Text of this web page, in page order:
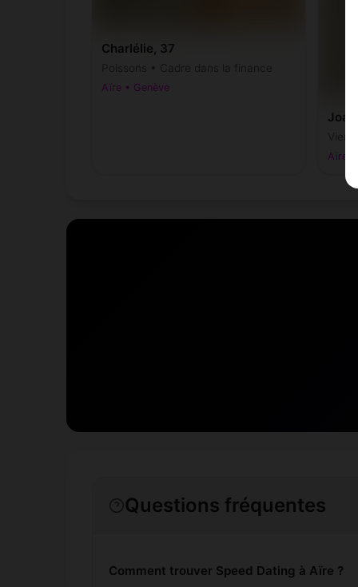
Charlélie, 37
Aïre • Genève
Aïre
Questions fréquentes
Comment trouver Speed Dating à Aïre ?